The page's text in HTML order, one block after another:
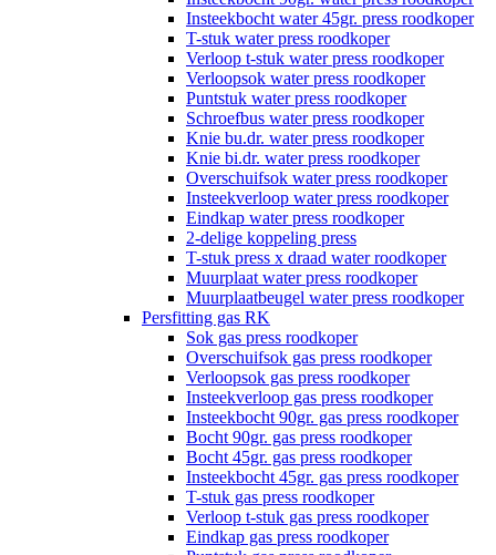
Insteekbocht water 45gr. press roodkoper
T-stuk water press roodkoper
Verloop t-stuk water press roodkoper
Verloopsok water press roodkoper
Puntstuk water press roodkoper
Schroefbus water press roodkoper
Knie bu.dr. water press roodkoper
Knie bi.dr. water press roodkoper
Overschuifsok water press roodkoper
Insteekverloop water press roodkoper
Eindkap water press roodkoper
2-delige koppeling press
T-stuk press x draad water roodkoper
Muurplaat water press roodkoper
Muurplaatbeugel water press roodkoper
Persfitting gas RK
Sok gas press roodkoper
Overschuifsok gas press roodkoper
Verloopsok gas press roodkoper
Insteekverloop gas press roodkoper
Insteekbocht 90gr. gas press roodkoper
Bocht 90gr. gas press roodkoper
Bocht 45gr. gas press roodkoper
Insteekbocht 45gr. gas press roodkoper
T-stuk gas press roodkoper
Verloop t-stuk gas press roodkoper
Eindkap gas press roodkoper